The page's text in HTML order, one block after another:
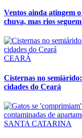
Ventos ainda atingem
chuva, mas rios
CEARÁ
Cisternas no
cidades do Ceará
SANTA CATARINA